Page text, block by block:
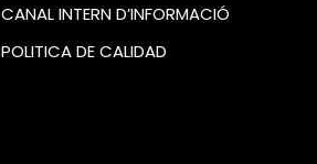
CANAL INTERN D’INFORMACIÓ
POLITICA DE CALIDAD